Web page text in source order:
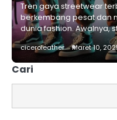
Tren gaya streetwear
berkembang pesat dan
dunia fashion. Awalnya,
ciceroleather Maret 10,
Cari